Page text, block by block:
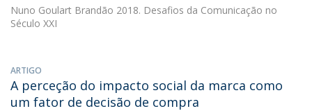
Nuno Goulart Brandão 2018. Desafios da Comunicação no
Século XXI
ARTIGO
A perceção do impacto social da marca como
um fator de decisão de compra